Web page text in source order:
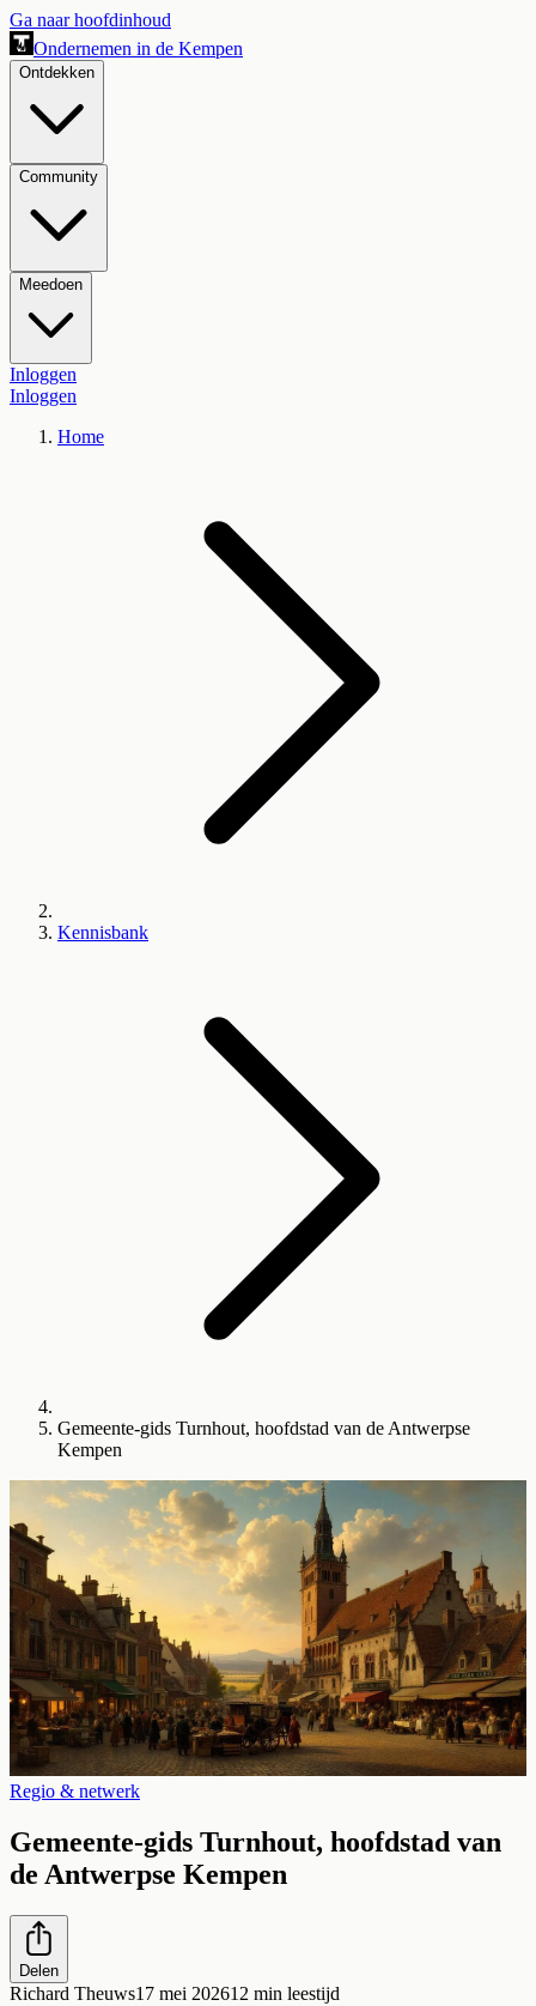
Ga naar hoofdinhoud
Ondernemen in de Kempen
Ontdekken
Community
Meedoen
Inloggen
Inloggen
Home
Kennisbank
Gemeente-gids Turnhout, hoofdstad van de Antwerpse
Kempen
Regio & netwerk
Gemeente-gids Turnhout, hoofdstad van
de Antwerpse Kempen
Delen
Richard Theuws17 mei 202612 min leestijd